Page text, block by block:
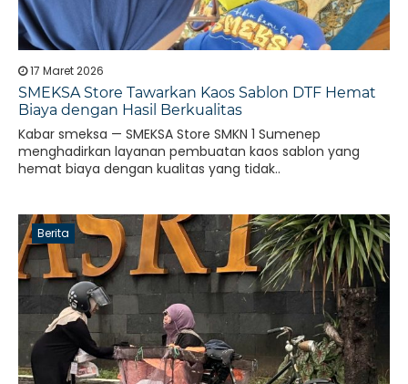
17 Maret 2026
SMEKSA Store Tawarkan Kaos Sablon DTF Hemat
Biaya dengan Hasil Berkualitas
Kabar smeksa — SMEKSA Store SMKN 1 Sumenep
menghadirkan layanan pembuatan kaos sablon yang
hemat biaya dengan kualitas yang tidak..
Berita